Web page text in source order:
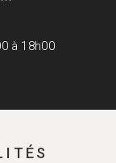
à 18h00